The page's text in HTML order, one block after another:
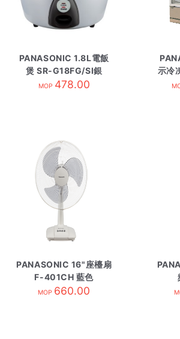
PANASONIC 1.8L電飯
煲 SR-G18FG/SI銀
MOP 478.00
示冷
PANASONIC 16"座檯扇
F-401CH 藍色
MOP 660.00